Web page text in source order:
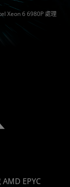
Xeon 6 6980P 處理
EPYC